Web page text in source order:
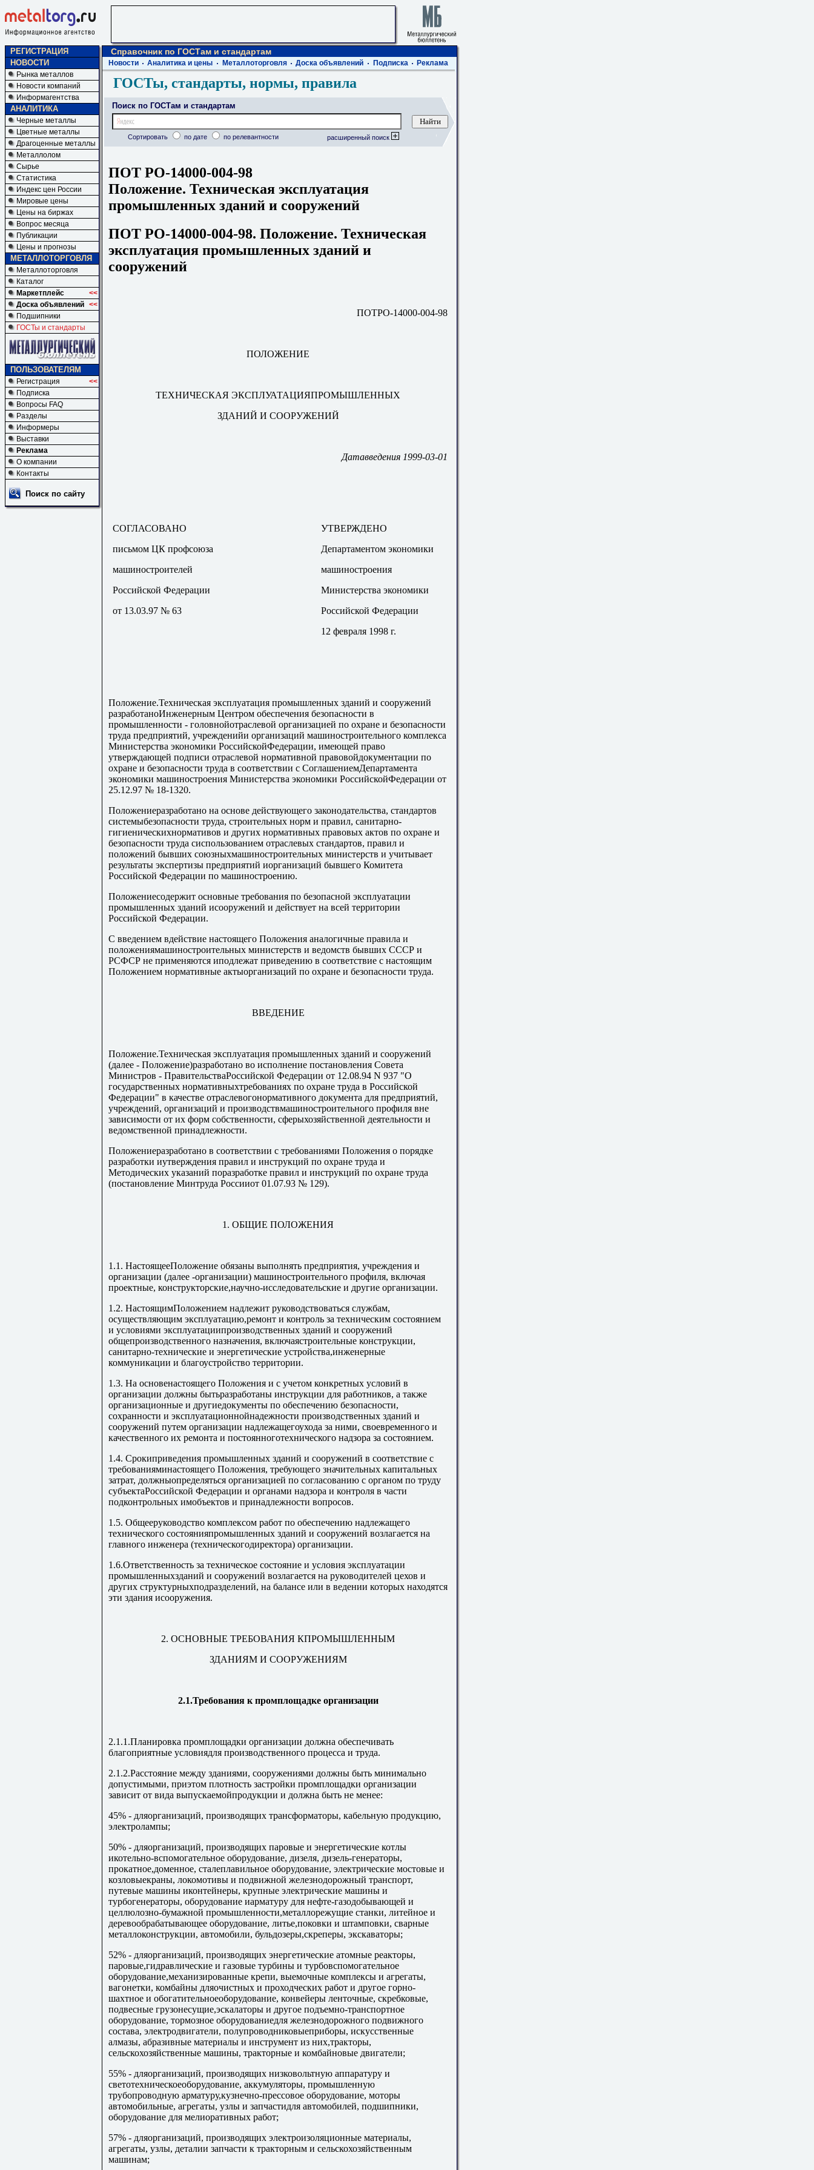
РЕГИСТРАЦИЯ
НОВОСТИ
Рынка металлов
Новости компаний
Информагентства
АНАЛИТИКА
Черные металлы
Цветные металлы
Драгоценные металлы
Металлолом
Сырье
Статистика
Индекс цен России
Мировые цены
Цены на биржах
Вопрос месяца
Публикации
Цены и прогнозы
МЕТАЛЛОТОРГОВЛЯ
Металлоторговля
Каталог
Маркетплейс
<<
Доска объявлений <<
Подшипники
ГОСТы и стандарты
ПОЛЬЗОВАТЕЛЯМ
Регистрация
<<
Подписка
Вопросы FAQ
Разделы
Информеры
Выставки
Реклама
О компании
Контакты
Поиск по сайту
Справочник по ГОСТам и стандартам
Новости Аналитика и цены Металлоторговля Доска объявлений Подписка Реклама
ГОСТы, стандарты, нормы, правила
Поиск по ГОСТам и стандартам
Сортировать по дате по релевантности расширенный поиск
ПОТ РО-14000-004-98
Положение. Техническая эксплуатация
промышленных зданий и сооружений
ПОТ РО-14000-004-98. Положение. Техническая
эксплуатация промышленных зданий и
сооружений
ПОТРО-14000-004-98
ПОЛОЖЕНИЕ
ТЕХНИЧЕСКАЯ ЭКСПЛУАТАЦИЯПРОМЫШЛЕННЫХ
ЗДАНИЙ И СООРУЖЕНИЙ
Датавведения 1999-03-01
СОГЛАСОВАНО
письмом ЦК профсоюза
машиностроителей
Российской Федерации
от 13.03.97 № 63
УТВЕРЖДЕНО
Департаментом экономики
машиностроения
Министерства экономики
Российской Федерации
12 февраля 1998 г.
Положение.Техническая эксплуатация промышленных зданий и сооружений
разработаноИнженерным Центром обеспечения безопасности в
промышленности - головнойотраслевой организацией по охране и безопасности
труда предприятий, учрежденийи организаций машиностроительного комплекса
Министерства экономики РоссийскойФедерации, имеющей право
утверждающей подписи отраслевой нормативной правовойдокументации по
охране и безопасности труда в соответствии с СоглашениемДепартамента
экономики машиностроения Министерства экономики РоссийскойФедерации от
25.12.97 № 18-1320.
Положениеразработано на основе действующего законодательства, стандартов
системыбезопасности труда, строительных норм и правил, санитарно-
гигиеническихнормативов и других нормативных правовых актов по охране и
безопасности труда сиспользованием отраслевых стандартов, правил и
положений бывших союзныхмашиностроительных министерств и учитывает
результаты экспертизы предприятий иорганизаций бывшего Комитета
Российской Федерации по машиностроению.
Положениесодержит основные требования по безопасной эксплуатации
промышленных зданий исооружений и действует на всей территории
Российской Федерации.
С введением вдействие настоящего Положения аналогичные правила и
положениямашиностроительных министерств и ведомств бывших СССР и
РСФСР не применяются иподлежат приведению в соответствие с настоящим
Положением нормативные актыорганизаций по охране и безопасности труда.
ВВЕДЕНИЕ
Положение.Техническая эксплуатация промышленных зданий и сооружений
(далее - Положение)разработано во исполнение постановления Совета
Министров - ПравительстваРоссийской Федерации от 12.08.94 N 937 "О
государственных нормативныхтребованиях по охране труда в Российской
Федерации" в качестве отраслевогонормативного документа для предприятий,
учреждений, организаций и производствмашиностроительного профиля вне
зависимости от их форм собственности, сферыхозяйственной деятельности и
ведомственной принадлежности.
Положениеразработано в соответствии с требованиями Положения о порядке
разработки иутверждения правил и инструкций по охране труда и
Методических указаний поразработке правил и инструкций по охране труда
(постановление Минтруда Россииот 01.07.93 № 129).
1. ОБЩИЕ ПОЛОЖЕНИЯ
1.1. НастоящееПоложение обязаны выполнять предприятия, учреждения и
организации (далее -организации) машиностроительного профиля, включая
проектные, конструкторские,научно-исследовательские и другие организации.
1.2. НастоящимПоложением надлежит руководствоваться службам,
осуществляющим эксплуатацию,ремонт и контроль за техническим состоянием
и условиями эксплуатациипроизводственных зданий и сооружений
общепроизводственного назначения, включаястроительные конструкции,
санитарно-технические и энергетические устройства,инженерные
коммуникации и благоустройство территории.
1.3. На основенастоящего Положения и с учетом конкретных условий в
организации должны бытьразработаны инструкции для работников, а также
организационные и другиедокументы по обеспечению безопасности,
сохранности и эксплуатационнойнадежности производственных зданий и
сооружений путем организации надлежащегоухода за ними, своевременного и
качественного их ремонта и постоянноготехнического надзора за состоянием.
1.4. Срокиприведения промышленных зданий и сооружений в соответствие с
требованияминастоящего Положения, требующего значительных капитальных
затрат, должныопределяться организацией по согласованию с органом по труду
субъектаРоссийской Федерации и органами надзора и контроля в части
подконтрольных имобъектов и принадлежности вопросов.
1.5. Общееруководство комплексом работ по обеспечению надлежащего
технического состоянияпромышленных зданий и сооружений возлагается на
главного инженера (техническогодиректора) организации.
1.6.Ответственность за техническое состояние и условия эксплуатации
промышленныхзданий и сооружений возлагается на руководителей цехов и
других структурныхподразделений, на балансе или в ведении которых находятся
эти здания исооружения.
2. ОСНОВНЫЕ ТРЕБОВАНИЯ КПРОМЫШЛЕННЫМ
ЗДАНИЯМ И СООРУЖЕНИЯМ
2.1.Требования к промплощадке организации
2.1.1.Планировка промплощадки организации должна обеспечивать
благоприятные условиядля производственного процесса и труда.
2.1.2.Расстояние между зданиями, сооружениями должны быть минимально
допустимыми, приэтом плотность застройки промплощадки организации
зависит от вида выпускаемойпродукции и должна быть не менее:
45% - дляорганизаций, производящих трансформаторы, кабельную продукцию,
электролампы;
50% - дляорганизаций, производящих паровые и энергетические котлы
икотельно-вспомогательное оборудование, дизеля, дизель-генераторы,
прокатное,доменное, сталеплавильное оборудование, электрические мостовые и
козловыекраны, локомотивы и подвижной железнодорожный транспорт,
путевые машины иконтейнеры, крупные электрические машины и
турбогенераторы, оборудование иарматуру для нефте-газодобывающей и
целлюлозно-бумажной промышленности,металлорежущие станки, литейное и
деревообрабатывающее оборудование, литье,поковки и штамповки, сварные
металлоконструкции, автомобили, бульдозеры,скреперы, экскаваторы;
52% - дляорганизаций, производящих энергетические атомные реакторы,
паровые,гидравлические и газовые турбины и турбовспомогательное
оборудование,механизированные крепи, выемочные комплексы и агрегаты,
вагонетки, комбайны дляочистных и проходческих работ и другое горно-
шахтное и обогатительноеоборудование, конвейеры ленточные, скребковые,
подвесные грузонесущие,эскалаторы и другое подъемно-транспортное
оборудование, тормозное оборудованиедля железнодорожного подвижного
состава, электродвигатели, полупроводниковыеприборы, искусственные
алмазы, абразивные материалы и инструмент из них,тракторы,
сельскохозяйственные машины, тракторные и комбайновые двигатели;
55% - дляорганизаций, производящих низковольтную аппаратуру и
светотехническоеоборудование, аккумуляторы, промышленную
трубопроводную арматуру,кузнечно-прессовое оборудование, моторы
автомобильные, агрегаты, узлы и запчастидля автомобилей, подшипники,
оборудование для мелиоративных работ;
57% - дляорганизаций, производящих электроизоляционные материалы,
агрегаты, узлы, деталии запчасти к тракторным и сельскохозяйственным
машинам;